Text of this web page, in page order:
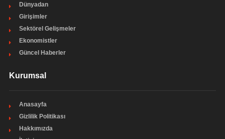
Dünyadan
Girişimler
Sektörel Gelişmeler
Ekonomistler
Güncel Haberler
Kurumsal
Anasayfa
Gizlilik Politikası
Hakkımızda